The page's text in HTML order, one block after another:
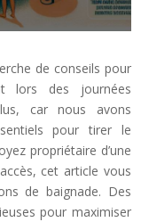
de conseils pour
lors des journées
car nous avons
pour tirer le
propriétaire d’une
cet article vous
de baignade. Des
pour maximiser